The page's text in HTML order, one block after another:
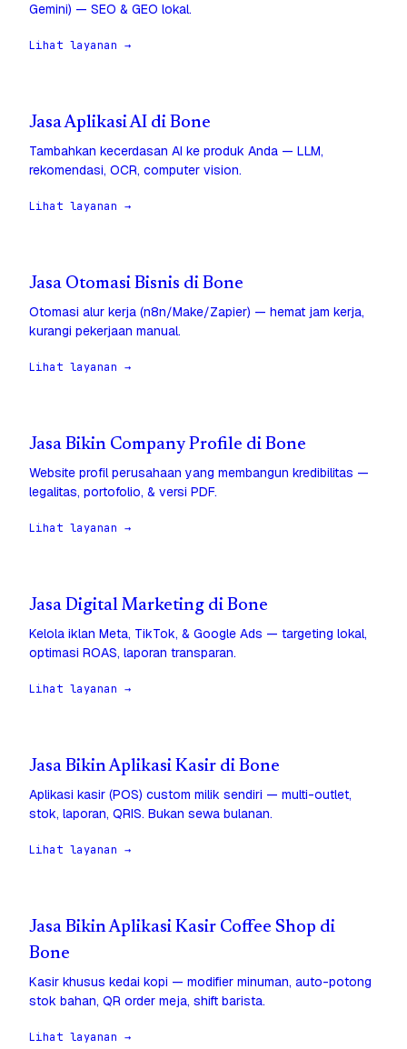
Gemini) — SEO & GEO lokal.
Lihat layanan →
Jasa Aplikasi AI di Bone
Tambahkan kecerdasan AI ke produk Anda — LLM,
rekomendasi, OCR, computer vision.
Lihat layanan →
Jasa Otomasi Bisnis di Bone
Otomasi alur kerja (n8n/Make/Zapier) — hemat jam kerja,
kurangi pekerjaan manual.
Lihat layanan →
Jasa Bikin Company Profile di Bone
Website profil perusahaan yang membangun kredibilitas —
legalitas, portofolio, & versi PDF.
Lihat layanan →
Jasa Digital Marketing di Bone
Kelola iklan Meta, TikTok, & Google Ads — targeting lokal,
optimasi ROAS, laporan transparan.
Lihat layanan →
Jasa Bikin Aplikasi Kasir di Bone
Aplikasi kasir (POS) custom milik sendiri — multi-outlet,
stok, laporan, QRIS. Bukan sewa bulanan.
Lihat layanan →
Jasa Bikin Aplikasi Kasir Coffee Shop di
Bone
Kasir khusus kedai kopi — modifier minuman, auto-potong
stok bahan, QR order meja, shift barista.
Lihat layanan →